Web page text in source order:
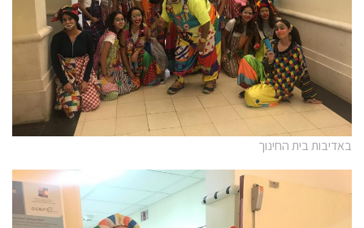
באדיבות בית החינוך